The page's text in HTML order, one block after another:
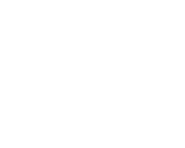
राजेंद्र राजपूत ने शानदार जीत